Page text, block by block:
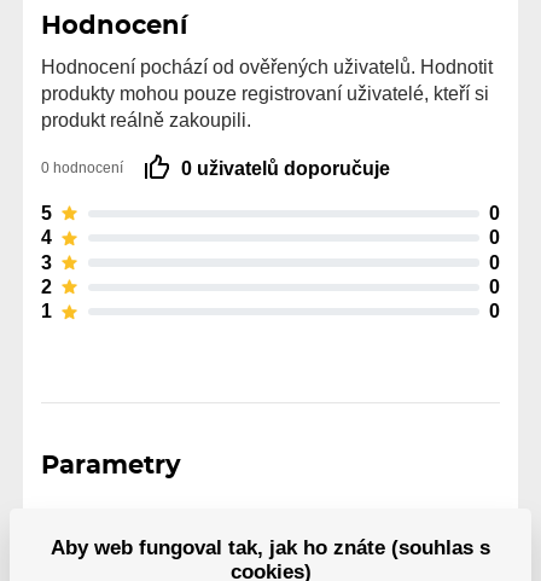
Hodnocení
Hodnocení pochází od ověřených uživatelů. Hodnotit
produkty mohou pouze registrovaní uživatelé, kteří si
produkt reálně zakoupili.
0 hodnocení 0 uživatelů doporučuje
5
0
4
0
3
0
2
0
1
0
Parametry
Výrobce Biosteel
Aby web fungoval tak, jak ho znáte (souhlas s
cookies)